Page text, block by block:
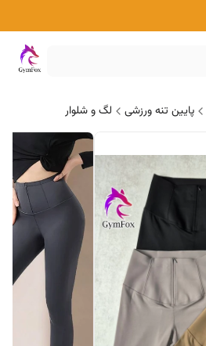
پایین تنه ورزشی لگ و شلوار